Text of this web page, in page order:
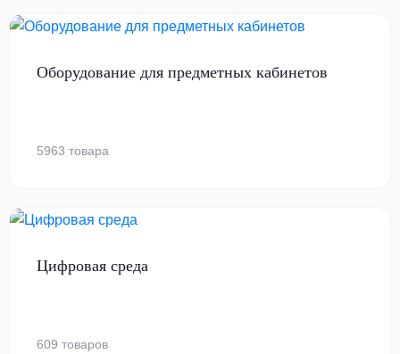
Оборудование для предметных кабинетов
5963 товара
Цифровая среда
609 товаров